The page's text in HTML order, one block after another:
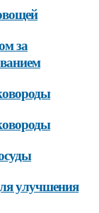
за
улучшения